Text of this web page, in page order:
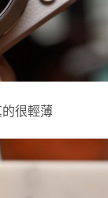
很輕薄